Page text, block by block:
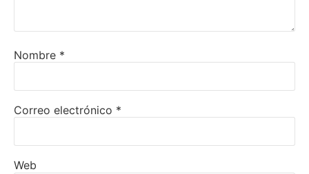
Nombre *
Correo electrónico *
Web